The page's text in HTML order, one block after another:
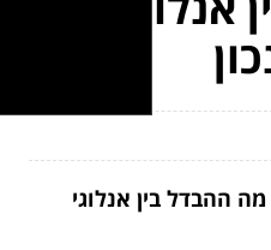
ההבדל בין אנלוגי